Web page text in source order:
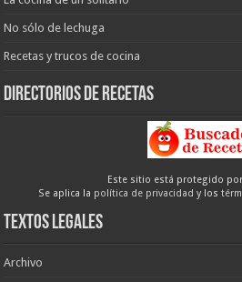
No sólo de lechuga
Recetas y trucos de cocina
Directorios de recetas
Este sitio está protegido por
Se aplica la política de privacidad y los
Textos legales
Archivo